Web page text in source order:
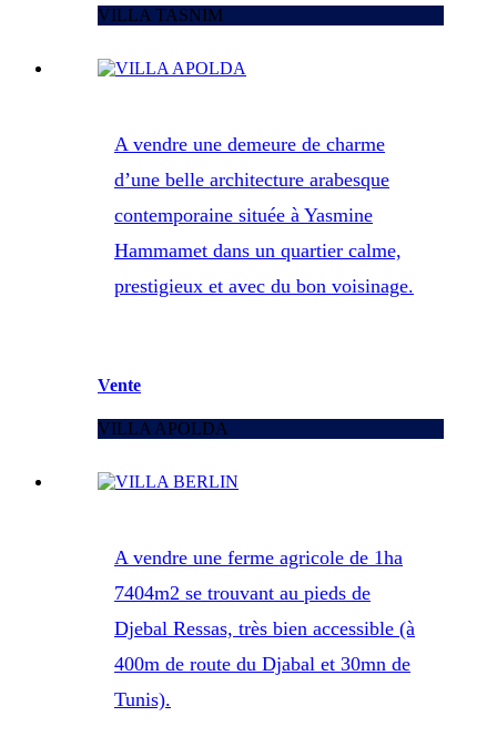
VILLA TASNIM
A vendre une demeure de charme
d’une belle architecture arabesque
contemporaine située à Yasmine
Hammamet dans un quartier calme,
prestigieux et avec du bon voisinage.
Vente
VILLA APOLDA
A vendre une ferme agricole de 1ha
7404m2 se trouvant au pieds de
Djebal Ressas, très bien accessible (à
400m de route du Djabal et 30mn de
Tunis).